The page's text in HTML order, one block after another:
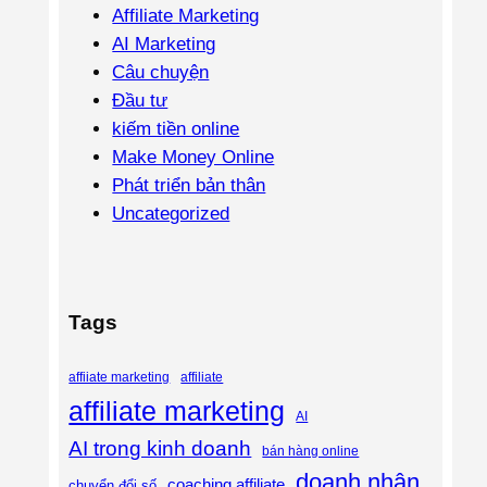
Affiliate Marketing
AI Marketing
Câu chuyện
Đầu tư
kiếm tiền online
Make Money Online
Phát triển bản thân
Uncategorized
Tags
affiiate marketing affiliate
affiliate marketing AI
AI trong kinh doanh bán hàng online